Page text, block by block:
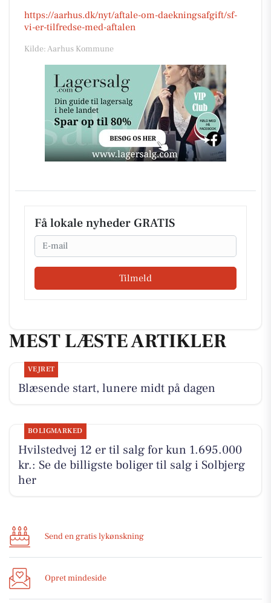
https://aarhus.dk/nyt/aftale-om-daekningsafgift/sf-
vi-er-tilfredse-med-aftalen
Kilde: Aarhus Kommune
Få lokale nyheder GRATIS
Email
Tilmeld
MEST LÆSTE ARTIKLER
VEJRET
Blæsende start, lunere midt på dagen
BOLIGMARKED
Hvilstedvej 12 er til salg for kun 1.695.000
kr.: Se de billigste boliger til salg i Solbjerg
her
Send en gratis lykønskning
Opret mindeside